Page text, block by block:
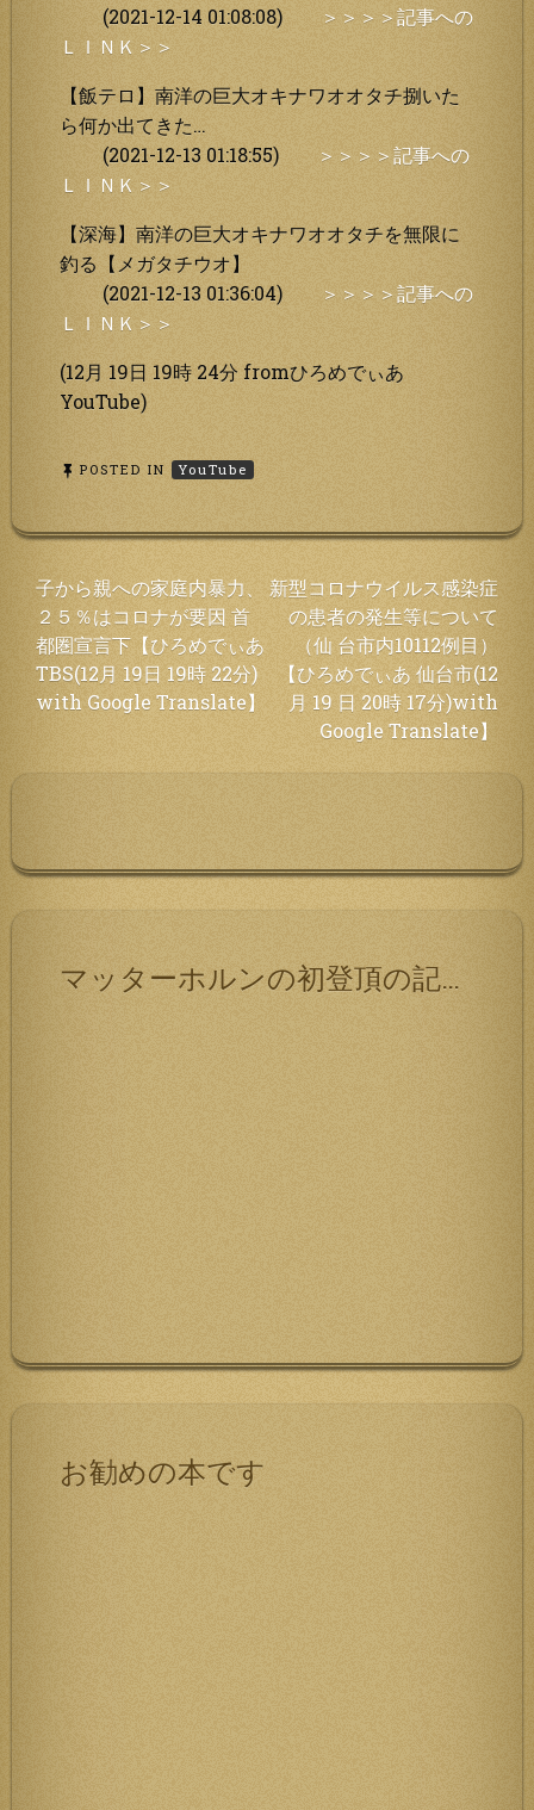
(2021-12-14 01:08:08)
＞＞＞＞記事への
ＬＩＮＫ＞＞
【飯テロ】南洋の巨大オキナワオオタチ捌いた
ら何か出てきた…
(2021-12-13 01:18:55)
＞＞＞＞記事への
ＬＩＮＫ＞＞
【深海】南洋の巨大オキナワオオタチを無限に
釣る【メガタチウオ】
(2021-12-13 01:36:04)
＞＞＞＞記事への
ＬＩＮＫ＞＞
(12月 19日 19時 24分 fromひろめでぃあ
YouTube)
POSTED IN YouTube
投
稿
ナ
ビ
子から親への家庭内暴力、
２５％はコロナが要因 首
都圏宣言下【ひろめでぃあ
TBS(12月 19日 19時 22分)
with Google Translate】
新型コロナウイルス感染症
の患者の発生等について
（仙 台市内10112例目）
【ひろめでぃあ 仙台市(12
月 19 日 20時 17分)with
Google Translate】
マッターホルンの初登頂の記録です
お勧めの本です